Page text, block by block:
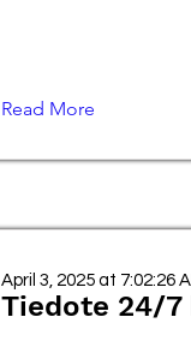
Read More
April 3, 2025 at 7:02:26
Tiedote 24/